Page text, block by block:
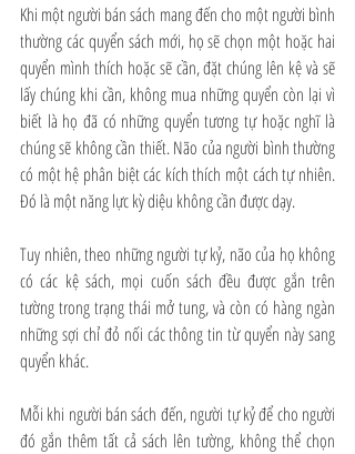
Khi một người bán sách mang đến cho một người bình
thường các quyển sách mới, họ sẽ chọn một hoặc hai
quyển mình thích hoặc sẽ cần, đặt chúng lên kệ và sẽ
lấy chúng khi cần, không mua những quyển còn lại vì
biết là họ đã có những quyển tương tự hoặc nghĩ là
chúng sẽ không cần thiết. Não của người bình thường
có một hệ phân biệt các kích thích một cách tự nhiên.
Đó là một năng lực kỳ diệu không cần được dạy.
Tuy nhiên, theo những người tự kỷ, não của họ không
có các kệ sách, mọi cuốn sách đều được gắn trên
tường trong trạng thái mở tung, và còn có hàng ngàn
những sợi chỉ đỏ nối các thông tin từ quyển này sang
quyển khác.
Mỗi khi người bán sách đến, người tự kỷ để cho người
đó gắn thêm tất cả sách lên tường, không thể chọn